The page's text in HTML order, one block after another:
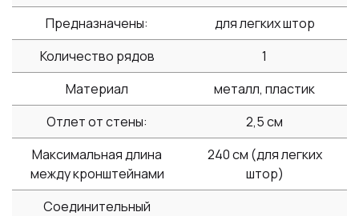
Предназначены:
для легких штор
Количество рядов
1
Материал
металл, пластик
Отлет от стены:
2,5 см
Максимальная длина
между кронштейнами
240 см (для легких
штор)
Соединительный